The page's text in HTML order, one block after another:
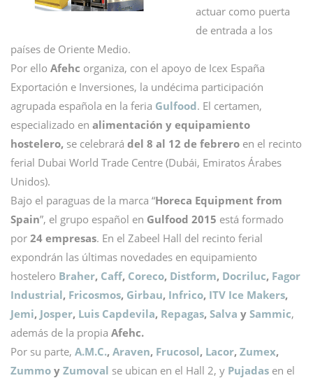
actuar como puerta
de entrada a los
países de Oriente Medio.
Por ello Afehc organiza, con el apoyo de Icex España
Exportación e Inversiones, la undécima participación
agrupada española en la feria Gulfood. El certamen,
especializado en alimentación y equipamiento
hostelero, se celebrará del 8 al 12 de febrero en el recinto
ferial Dubai World Trade Centre (Dubái, Emiratos Árabes
Unidos).
Bajo el paraguas de la marca “Horeca Equipment from
Spain”, el grupo español en Gulfood 2015 está formado
por 24 empresas. En el Zabeel Hall del recinto ferial
expondrán las últimas novedades en equipamiento
hostelero Braher, Caff, Coreco, Distform, Docriluc, Fagor
Industrial, Fricosmos, Girbau, Infrico, ITV Ice Makers,
Jemi, Josper, Luis Capdevila, Repagas, Salva y Sammic,
además de la propia Afehc.
Por su parte, A.M.C., Araven, Frucosol, Lacor, Zumex,
Zummo y Zumoval se ubican en el Hall 2, y Pujadas en el